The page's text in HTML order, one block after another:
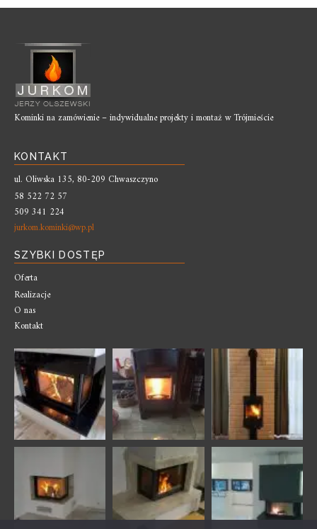
Kominki na zamówienie – indywidualne projekty i montaż w Trójmieście
KONTAKT
ul. Oliwska 135, 80-209 Chwaszczyno
58 522 72 57
509 341 224
jurkom.kominki@wp.pl
SZYBKI DOSTĘP
Oferta
Realizacje
O nas
Kontakt